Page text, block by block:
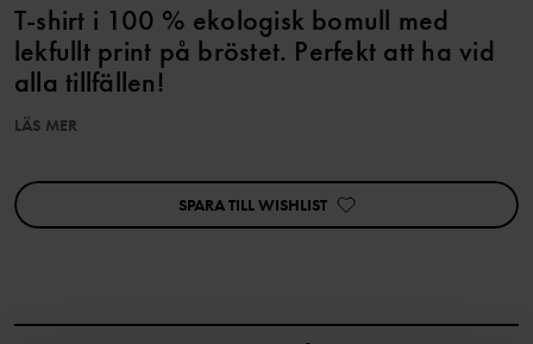
T-shirt i 100 % ekologisk bomull med
lekfullt print på bröstet. Perfekt att ha vid
alla tillfällen!
Storlekarna 86-92 har tryckknappar på ena axeln för att
underlätta klädbyten.
Artikelnummer:60603899
LÄS MER
SPARA TILL WISHLIST